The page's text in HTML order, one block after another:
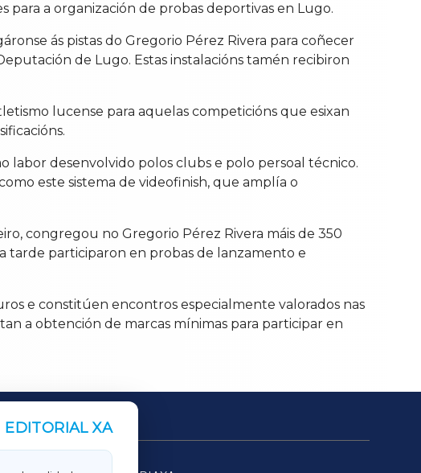
para a organización de probas deportivas en Lugo.
ás pistas do Gregorio Pérez Rivera para coñecer
de Lugo. Estas instalacións tamén recibiron
lucense para aquelas competicións que esixan
labor desenvolvido polos clubs e polo persoal técnico.
este sistema de videofinish, que amplía o
congregou no Gregorio Pérez Rivera máis de 350
tarde participaron en probas de lanzamento e
e constitúen encontros especialmente valorados nas
a obtención de marcas mínimas para participar en
EDITORIAL XA